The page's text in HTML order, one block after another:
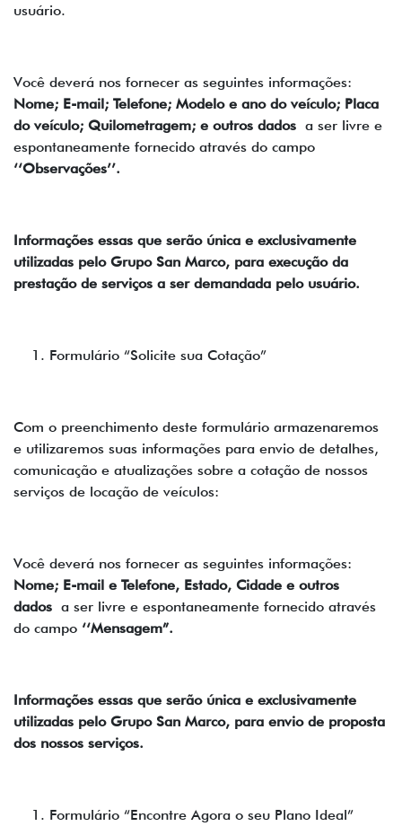
usuário.
Você deverá nos fornecer as seguintes informações:
Nome; E-mail; Telefone; Modelo e ano do veículo; Placa
do veículo; Quilometragem; e outros dados a ser livre e
espontaneamente fornecido através do campo
‘‘Observações’’.
Informações essas que serão única e exclusivamente
utilizadas pelo Grupo San Marco, para execução da
prestação de serviços a ser demandada pelo usuário.
Formulário “Solicite sua Cotação”
Com o preenchimento deste formulário armazenaremos
e utilizaremos suas informações para envio de detalhes,
comunicação e atualizações sobre a cotação de nossos
serviços de locação de veículos:
Você deverá nos fornecer as seguintes informações:
Nome; E-mail e Telefone, Estado, Cidade e outros
dados a ser livre e espontaneamente fornecido através
do campo ‘‘Mensagem”.
Informações essas que serão única e exclusivamente
utilizadas pelo Grupo San Marco, para envio de proposta
dos nossos serviços.
Formulário “Encontre Agora o seu Plano Ideal”